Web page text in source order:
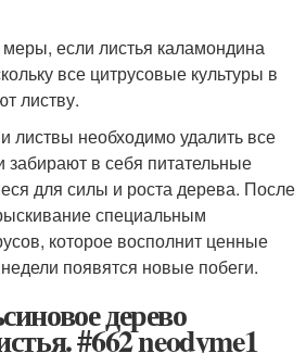
если листья каламондина
все цитрусовые культуры в
листву.
листвы необходимо удалить все
забирают в себя питательные
для силы и роста дерева. После
специальным
которое восполнит ценные
появятся новые побеги.
дерево
#662 neodyme1